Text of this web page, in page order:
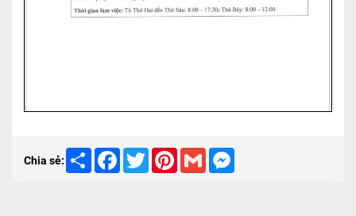
Chia sẻ: Share Facebook
TwitterPinterestGmail